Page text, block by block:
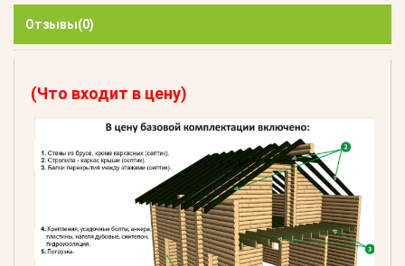
Отзывы(0)
(Что входит в цену)